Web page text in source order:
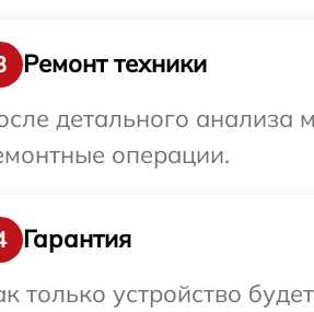
Ремонт техники
детального анализа
операции.
Гарантия
только устройство